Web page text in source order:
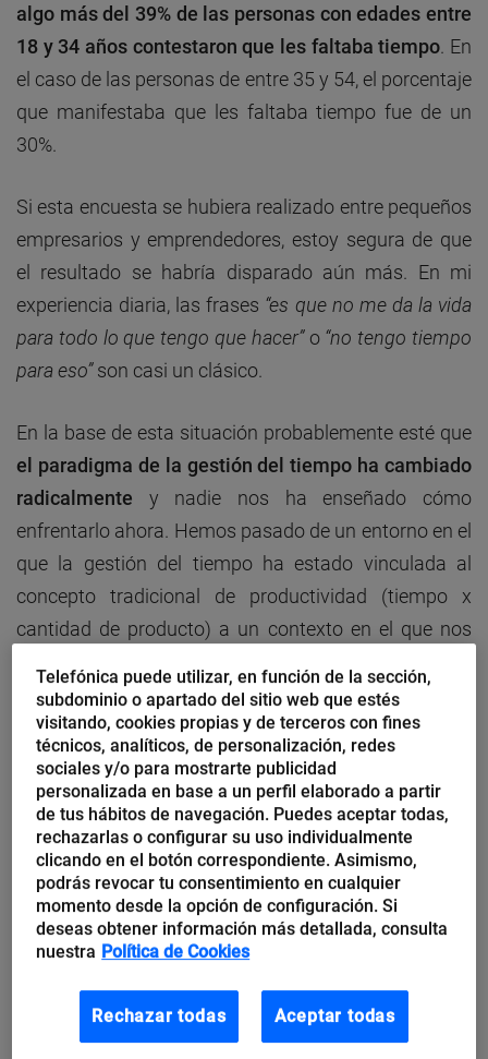
algo más del 39% de las personas con edades entre
18 y 34 años contestaron que les faltaba tiempo . En
el caso de las personas de entre 35 y 54, el porcentaje
que manifestaba que les faltaba tiempo fue de un
30%.
Si esta encuesta se hubiera realizado entre pequeños
empresarios y emprendedores, estoy segura de que
el resultado se habría disparado aún más. En mi
experiencia diaria, las frases “es que no me da la vida
para todo lo que tengo que hacer”o “no tengo tiempo
para eso”son casi un clásico.
En la base de esta situación probablemente esté que
el paradigma de la gestión del tiempo ha cambiado
radicalmente y nadie nos ha enseñado cómo
enfrentarlo ahora. Hemos pasado de un entorno en el
que la gestión del tiempo ha estado vinculada al
concepto tradicional de productividad (tiempo x
cantidad de producto) a un contexto en el que nos
conocimiento. Somos gestores de conocimiento e
información. Ahora más que nunca debemos
gestionar nuestras acciones, porque son
determinantes para alcanzar nuestros objetivos.
Gestionar el tiempo es una habilidad clave tanto en
el ámbito laboral como en el personal
Si aceptamos, como dice Mario Alonso Puig en su
tu tiempo estás poniendo tu vida”, aceptaremos
también que el incremento de nuestra productividad
Telefónica puede utilizar, en función de la sección,
subdominio o apartado del sitio web que estés
visitando, cookies propias y de terceros con fines
técnicos, analíticos, de personalización, redes
sociales y/o para mostrarte publicidad
personalizada en base a un perfil elaborado a partir
de tus hábitos de navegación. Puedes aceptar todas,
rechazarlas o configurar su uso individualmente
clicando en el botón correspondiente. Asimismo,
podrás revocar tu consentimiento en cualquier
momento desde la opción de configuración. Si
deseas obtener información más detallada, consulta
nuestra Política de Cookies
Rechazar todas Aceptar todas